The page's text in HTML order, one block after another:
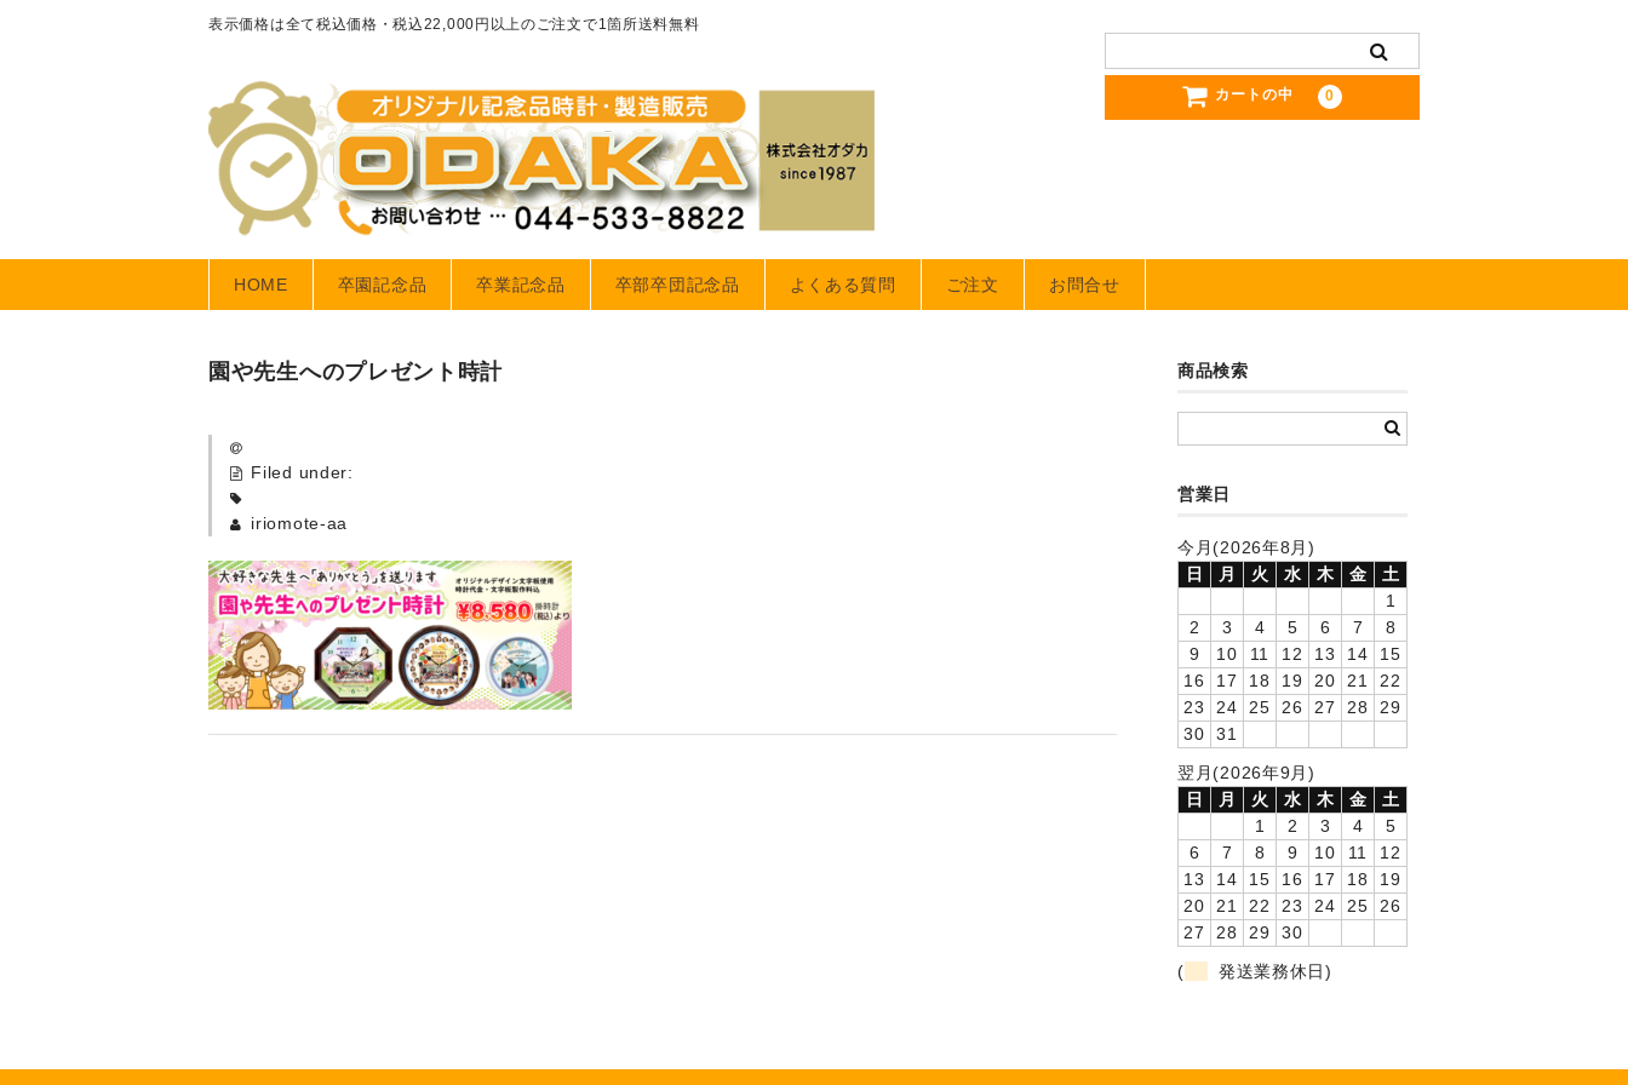
表示価格は全て税込価格・税込22,000円以上のご注文で1箇所送料無料
カートの中 0
HOME 卒園記念品 卒業記念品 卒部卒団記念品 よくある質問 ご注文 お問合せ
園や先生へのプレゼント時計
Filed under:
iriomote-aa
商品検索
営業日
今月(2026年8月)
日
月 火 水 木 金
土
1
2
3 4 5 6 7
8
9
10 11 12 13 14
15
16
17 18 19 20 21
22
23
24 25 26 27 28
29
30
31
翌月(2026年9月)
日
月 火 水 木 金
土
1
2 3 4
5
6
7 8 9 10 11
12
13
14 15 16 17 18
19
20
21 22 23 24 25
26
27
28 29
30
(
発送業務休日)